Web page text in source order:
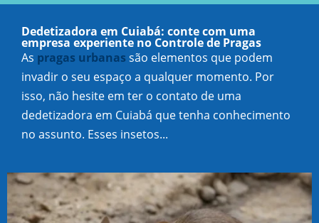
Dedetizadora em Cuiabá: conte com uma
empresa experiente no Controle de Pragas
As pragas urbanas são elementos que podem
invadir o seu espaço a qualquer momento. Por
isso, não hesite em ter o contato de uma
dedetizadora em Cuiabá que tenha conhecimento
no assunto. Esses insetos...